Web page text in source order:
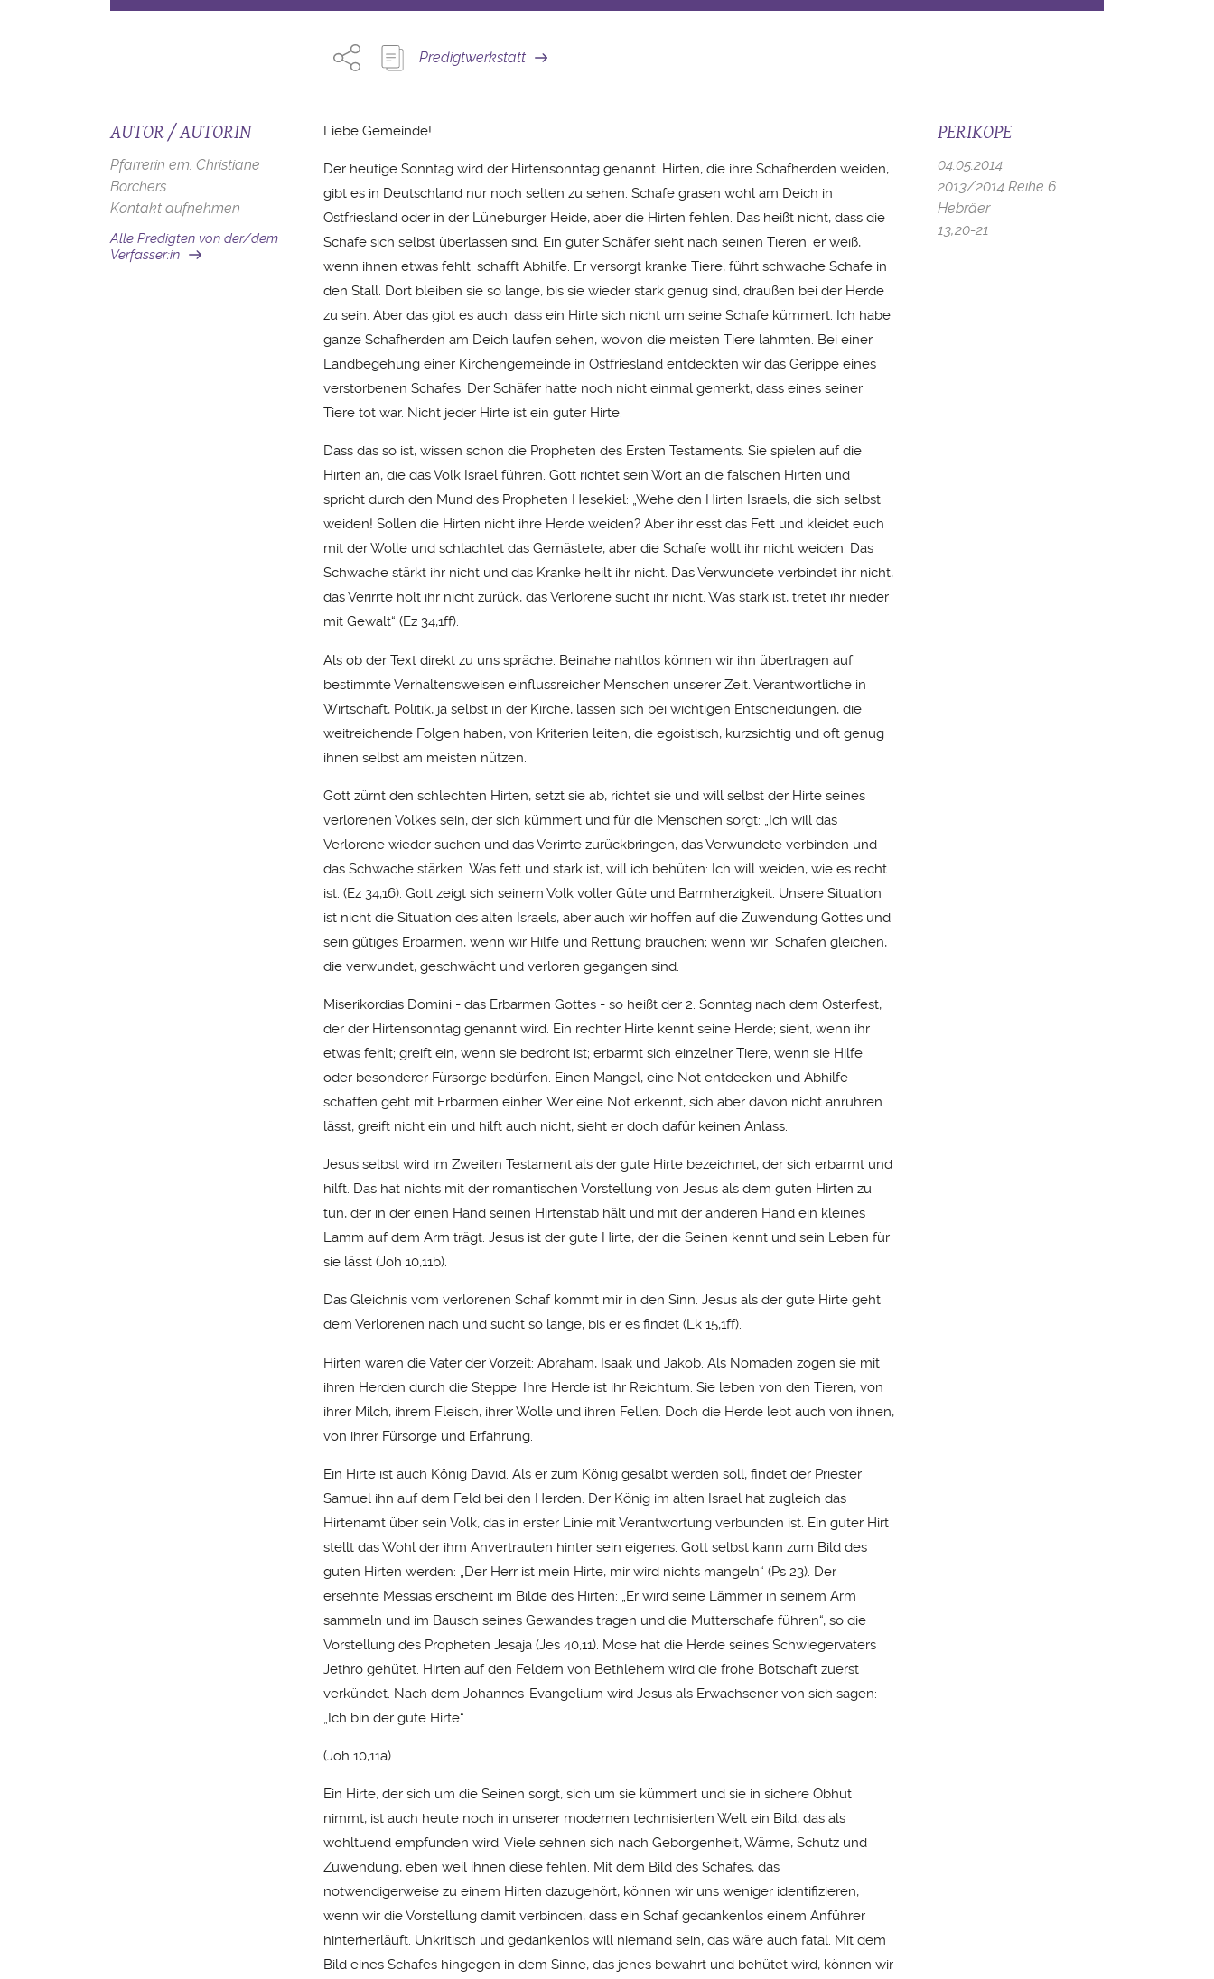
Predigtwerkstatt
AUTOR / AUTORIN
Pfarrerin em. Christiane
Borchers
Kontakt aufnehmen
Alle Predigten von der/dem
Verfasser:in
Liebe Gemeinde!
Der heutige Sonntag wird der Hirtensonntag genannt. Hirten, die ihre Schafherden weiden,
gibt es in Deutschland nur noch selten zu sehen. Schafe grasen wohl am Deich in
Ostfriesland oder in der Lüneburger Heide, aber die Hirten fehlen. Das heißt nicht, dass die
Schafe sich selbst überlassen sind. Ein guter Schäfer sieht nach seinen Tieren; er weiß,
wenn ihnen etwas fehlt; schafft Abhilfe. Er versorgt kranke Tiere, führt schwache Schafe in
den Stall. Dort bleiben sie so lange, bis sie wieder stark genug sind, draußen bei der Herde
zu sein. Aber das gibt es auch: dass ein Hirte sich nicht um seine Schafe kümmert. Ich habe
ganze Schafherden am Deich laufen sehen, wovon die meisten Tiere lahmten. Bei einer
Landbegehung einer Kirchengemeinde in Ostfriesland entdeckten wir das Gerippe eines
verstorbenen Schafes. Der Schäfer hatte noch nicht einmal gemerkt, dass eines seiner
Tiere tot war. Nicht jeder Hirte ist ein guter Hirte.
Dass das so ist, wissen schon die Propheten des Ersten Testaments. Sie spielen auf die
Hirten an, die das Volk Israel führen. Gott richtet sein Wort an die falschen Hirten und
spricht durch den Mund des Propheten Hesekiel: „Wehe den Hirten Israels, die sich selbst
weiden! Sollen die Hirten nicht ihre Herde weiden? Aber ihr esst das Fett und kleidet euch
mit der Wolle und schlachtet das Gemästete, aber die Schafe wollt ihr nicht weiden. Das
Schwache stärkt ihr nicht und das Kranke heilt ihr nicht. Das Verwundete verbindet ihr nicht,
das Verirrte holt ihr nicht zurück, das Verlorene sucht ihr nicht. Was stark ist, tretet ihr nieder
mit Gewalt“ (Ez 34,1ff).
Als ob der Text direkt zu uns spräche. Beinahe nahtlos können wir ihn übertragen auf
bestimmte Verhaltensweisen einflussreicher Menschen unserer Zeit. Verantwortliche in
Wirtschaft, Politik, ja selbst in der Kirche, lassen sich bei wichtigen Entscheidungen, die
weitreichende Folgen haben, von Kriterien leiten, die egoistisch, kurzsichtig und oft genug
ihnen selbst am meisten nützen.
Gott zürnt den schlechten Hirten, setzt sie ab, richtet sie und will selbst der Hirte seines
verlorenen Volkes sein, der sich kümmert und für die Menschen sorgt: „Ich will das
Verlorene wieder suchen und das Verirrte zurückbringen, das Verwundete verbinden und
das Schwache stärken. Was fett und stark ist, will ich behüten: Ich will weiden, wie es recht
ist. (Ez 34,16). Gott zeigt sich seinem Volk voller Güte und Barmherzigkeit. Unsere Situation
ist nicht die Situation des alten Israels, aber auch wir hoffen auf die Zuwendung Gottes und
sein gütiges Erbarmen, wenn wir Hilfe und Rettung brauchen; wenn wir Schafen gleichen,
die verwundet, geschwächt und verloren gegangen sind.
Miserikordias Domini - das Erbarmen Gottes - so heißt der 2. Sonntag nach dem Osterfest,
der der Hirtensonntag genannt wird. Ein rechter Hirte kennt seine Herde; sieht, wenn ihr
etwas fehlt; greift ein, wenn sie bedroht ist; erbarmt sich einzelner Tiere, wenn sie Hilfe
oder besonderer Fürsorge bedürfen. Einen Mangel, eine Not entdecken und Abhilfe
schaffen geht mit Erbarmen einher. Wer eine Not erkennt, sich aber davon nicht anrühren
lässt, greift nicht ein und hilft auch nicht, sieht er doch dafür keinen Anlass.
Jesus selbst wird im Zweiten Testament als der gute Hirte bezeichnet, der sich erbarmt und
hilft. Das hat nichts mit der romantischen Vorstellung von Jesus als dem guten Hirten zu
tun, der in der einen Hand seinen Hirtenstab hält und mit der anderen Hand ein kleines
Lamm auf dem Arm trägt. Jesus ist der gute Hirte, der die Seinen kennt und sein Leben für
sie lässt (Joh 10,11b).
Das Gleichnis vom verlorenen Schaf kommt mir in den Sinn. Jesus als der gute Hirte geht
dem Verlorenen nach und sucht so lange, bis er es findet (Lk 15,1ff).
Hirten waren die Väter der Vorzeit: Abraham, Isaak und Jakob. Als Nomaden zogen sie mit
ihren Herden durch die Steppe. Ihre Herde ist ihr Reichtum. Sie leben von den Tieren, von
ihrer Milch, ihrem Fleisch, ihrer Wolle und ihren Fellen. Doch die Herde lebt auch von ihnen,
von ihrer Fürsorge und Erfahrung.
Ein Hirte ist auch König David. Als er zum König gesalbt werden soll, findet der Priester
Samuel ihn auf dem Feld bei den Herden. Der König im alten Israel hat zugleich das
Hirtenamt über sein Volk, das in erster Linie mit Verantwortung verbunden ist. Ein guter Hirt
stellt das Wohl der ihm Anvertrauten hinter sein eigenes. Gott selbst kann zum Bild des
guten Hirten werden: „Der Herr ist mein Hirte, mir wird nichts mangeln“ (Ps 23). Der
ersehnte Messias erscheint im Bilde des Hirten: „Er wird seine Lämmer in seinem Arm
sammeln und im Bausch seines Gewandes tragen und die Mutterschafe führen“, so die
Vorstellung des Propheten Jesaja (Jes 40,11). Mose hat die Herde seines Schwiegervaters
Jethro gehütet. Hirten auf den Feldern von Bethlehem wird die frohe Botschaft zuerst
verkündet. Nach dem Johannes-Evangelium wird Jesus als Erwachsener von sich sagen:
„Ich bin der gute Hirte“
(Joh 10,11a).
Ein Hirte, der sich um die Seinen sorgt, sich um sie kümmert und sie in sichere Obhut
nimmt, ist auch heute noch in unserer modernen technisierten Welt ein Bild, das als
wohltuend empfunden wird. Viele sehnen sich nach Geborgenheit, Wärme, Schutz und
Zuwendung, eben weil ihnen diese fehlen. Mit dem Bild des Schafes, das
notwendigerweise zu einem Hirten dazugehört, können wir uns weniger identifizieren,
wenn wir die Vorstellung damit verbinden, dass ein Schaf gedankenlos einem Anführer
hinterherläuft. Unkritisch und gedankenlos will niemand sein, das wäre auch fatal. Mit dem
Bild eines Schafes hingegen in dem Sinne, das jenes bewahrt und behütet wird, können wir
PERIKOPE
04.05.2014
2013/2014 Reihe 6
Hebräer
13,20-21